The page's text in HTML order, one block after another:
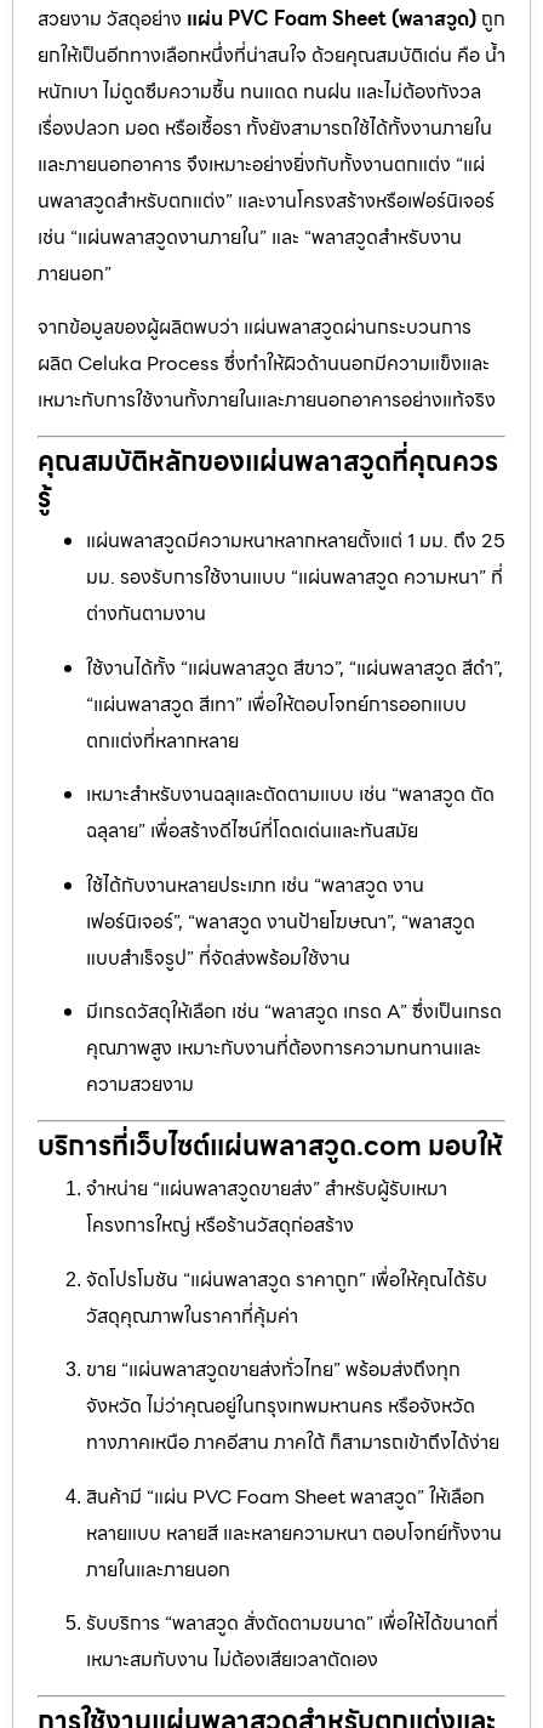
สวยงาม วัสดุอย่าง แผ่น PVC Foam Sheet (พลาสวูด) ถูก
ยกให้เป็นอีกทางเลือกหนึ่งที่น่าสนใจ ด้วยคุณสมบัติเด่น คือ น้ำ
หนักเบา ไม่ดูดซึมความชื้น ทนแดด ทนฝน และไม่ต้องกังวล
เรื่องปลวก มอด หรือเชื้อรา ทั้งยังสามารถใช้ได้ทั้งงานภายใน
และภายนอกอาคาร จึงเหมาะอย่างยิ่งกับทั้งงานตกแต่ง “แผ่
นพลาสวูดสำหรับตกแต่ง” และงานโครงสร้างหรือเฟอร์นิเจอร์
เช่น “แผ่นพลาสวูดงานภายใน” และ “พลาสวูดสำหรับงาน
ภายนอก”
จากข้อมูลของผู้ผลิตพบว่า แผ่นพลาสวูดผ่านกระบวนการ
ผลิต Celuka Process ซึ่งทำให้ผิวด้านนอกมีความแข็งและ
เหมาะกับการใช้งานทั้งภายในและภายนอกอาคารอย่างแท้จริง
คุณสมบัติหลักของแผ่นพลาสวูดที่คุณควร
รู้
แผ่นพลาสวูดมีความหนาหลากหลายตั้งแต่ 1 มม. ถึง 25
มม. รองรับการใช้งานแบบ “แผ่นพลาสวูด ความหนา” ที่
ต่างกันตามงาน
ใช้งานได้ทั้ง “แผ่นพลาสวูด สีขาว”, “แผ่นพลาสวูด สีดำ”,
“แผ่นพลาสวูด สีเทา” เพื่อให้ตอบโจทย์การออกแบบ
ตกแต่งที่หลากหลาย
เหมาะสำหรับงานฉลุและตัดตามแบบ เช่น “พลาสวูด ตัด
ฉลุลาย” เพื่อสร้างดีไซน์ที่โดดเด่นและทันสมัย
ใช้ได้กับงานหลายประเภท เช่น “พลาสวูด งาน
เฟอร์นิเจอร์”, “พลาสวูด งานป้ายโฆษณา”, “พลาสวูด
แบบสำเร็จรูป” ที่จัดส่งพร้อมใช้งาน
มีเกรดวัสดุให้เลือก เช่น “พลาสวูด เกรด A” ซึ่งเป็นเกรด
คุณภาพสูง เหมาะกับงานที่ต้องการความทนทานและ
ความสวยงาม
บริการที่เว็บไซต์แผ่นพลาสวูด.com มอบให้
จำหน่าย “แผ่นพลาสวูดขายส่ง” สำหรับผู้รับเหมา
โครงการใหญ่ หรือร้านวัสดุก่อสร้าง
จัดโปรโมชัน “แผ่นพลาสวูด ราคาถูก” เพื่อให้คุณได้รับ
วัสดุคุณภาพในราคาที่คุ้มค่า
ขาย “แผ่นพลาสวูดขายส่งทั่วไทย” พร้อมส่งถึงทุก
จังหวัด ไม่ว่าคุณอยู่ในกรุงเทพมหานคร หรือจังหวัด
ทางภาคเหนือ ภาคอีสาน ภาคใต้ ก็สามารถเข้าถึงได้ง่าย
สินค้ามี “แผ่น PVC Foam Sheet พลาสวูด” ให้เลือก
หลายแบบ หลายสี และหลายความหนา ตอบโจทย์ทั้งงาน
ภายในและภายนอก
รับบริการ “พลาสวูด สั่งตัดตามขนาด” เพื่อให้ได้ขนาดที่
เหมาะสมกับงาน ไม่ต้องเสียเวลาตัดเอง